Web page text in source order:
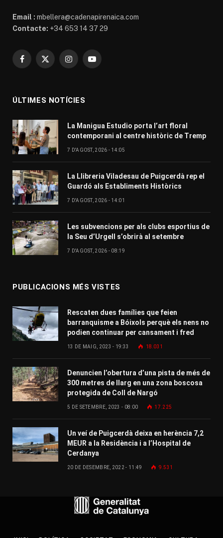
Email : mbellera@cadenapirenaica.com
Contacte: +34 653 14 37 29
Facebook
X
InstagramYouTube
ÚLTIMES NOTÍCIES
La Manigua Estudio porta l’art floral
contemporani al centre històric de Tremp
7 D'AGOST, 2026 - 14:05
La Llibreria Viladesau de Puigcerdà rep el
Guardó als Establiments Històrics
7 D'AGOST, 2026 - 14:01
Les subvencions per als clubs esportius de
la Seu d’Urgell s’obrirà al setembre
7 D'AGOST, 2026 - 08:19
PUBLICACIONS MÉS VISTES
Rescaten dues famílies que feien
barranquisme a Bóixols perquè els nens no
podien continuar per cansament i fred
13 DE MAIG, 2023 - 19:33 18.031
Denuncien l’obertura d’una pista de més de
300 metres de llarg en una zona boscosa
protegida de Coll de Nargó
5 DE SETEMBRE, 2023 - 08:00 17.225
Un veí de Puigcerdà deixa en herència 7,2
MEUR a la Residència i a l’Hospital de
Cerdanya
20 DE DESEMBRE, 2022 - 11:49 9.531